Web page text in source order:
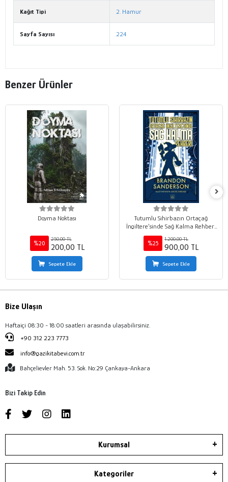
Kağıt Tipi 2. Hamur
Sayfa Sayısı 224
Benzer Ürünler
Doyma Noktası
%20
250,00 TL
200,00 TL
Sepete Ekle
Tutumlu Sihirbazın Ortaçağ
İngiltere’sinde Sağ Kalma Rehberi
%25
1.200,00 TL
900,00 TL
Sepete Ekle
Bize Ulaşın
Haftaiçi 08:30 - 18:00 saatleri arasında ulaşabilirsiniz.
+90 312 223 7773
info@gazikitabevi.com.tr
Bahçelievler Mah. 53. Sok. No:29 Çankaya-Ankara
Bizi Takip Edin
Kurumsal
Kategoriler